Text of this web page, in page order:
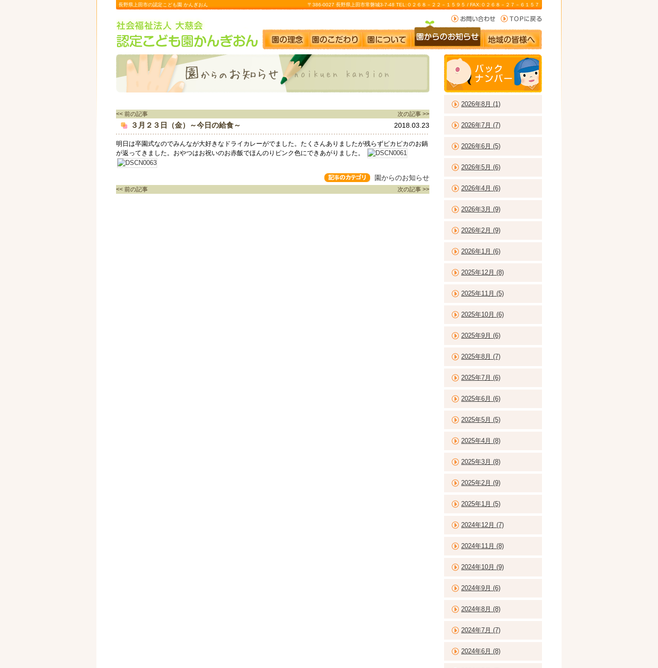
長野県上田市の認定こども園 かんぎおん 〒386-0027 長野県上田市常磐城3-7-48 TEL:０２６８－２２－１５９５ / FAX:０２６８－２７－６１５７
<< 前の記事 次の記事 >>
３月２３日（金）～今日の給食～ 2018.03.23
明日は卒園式なのでみんなが大好きなドライカレーがでました。たくさんありましたが残らずピカピカのお鍋
が返ってきました。おやつはお祝いのお赤飯でほんのりピンク色にできあがりました。
園からのお知らせ
<< 前の記事 次の記事 >>
2026年8月 (1)
2026年7月 (7)
2026年6月 (5)
2026年5月 (6)
2026年4月 (6)
2026年3月 (9)
2026年2月 (9)
2026年1月 (6)
2025年12月 (8)
2025年11月 (5)
2025年10月 (6)
2025年9月 (6)
2025年8月 (7)
2025年7月 (6)
2025年6月 (6)
2025年5月 (5)
2025年4月 (8)
2025年3月 (8)
2025年2月 (9)
2025年1月 (5)
2024年12月 (7)
2024年11月 (8)
2024年10月 (9)
2024年9月 (6)
2024年8月 (8)
2024年7月 (7)
2024年6月 (8)